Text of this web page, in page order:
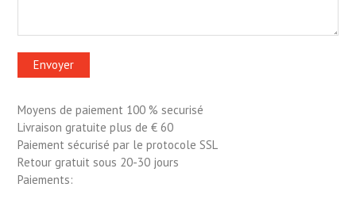
Moyens de paiement 100 % securisé
Livraison gratuite plus de € 60
Paiement sécurisé par le protocole SSL
Retour gratuit sous 20-30 jours
Paiements: